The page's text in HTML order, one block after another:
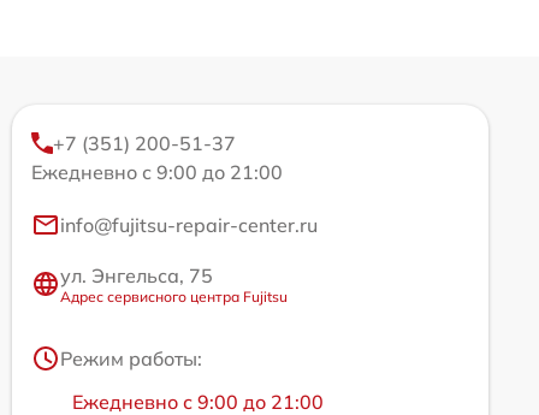
+7 (351) 200-51-37
Ежедневно с 9:00 до 21:00
info@fujitsu-repair-center.ru
ул. Энгельса, 75
Адрес сервисного центра Fujitsu
Режим работы:
Ежедневно с 9:00 до 21:00